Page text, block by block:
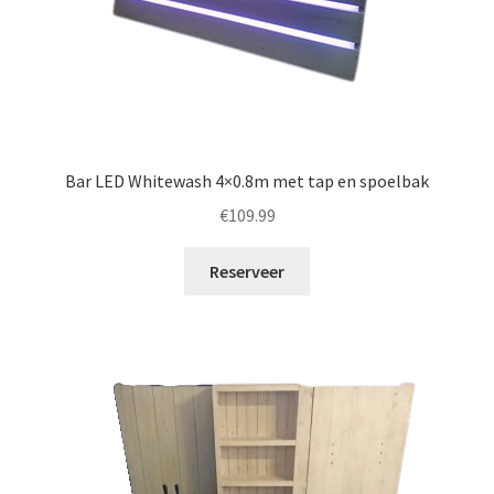
Bar LED Whitewash 4×0.8m met tap en spoelbak
€109.99
Reserveer